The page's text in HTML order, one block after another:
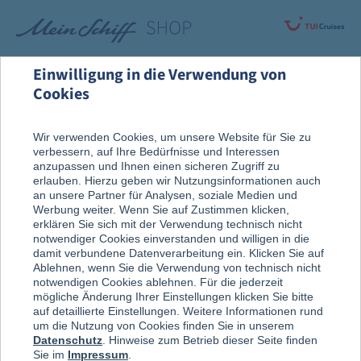
Alle Produkte Fanartikel
Einwilligung in die Verwendung von
Cookies
Wir verwenden Cookies, um unsere Website für Sie zu
verbessern, auf Ihre Bedürfnisse und Interessen
anzupassen und Ihnen einen sicheren Zugriff zu
erlauben. Hierzu geben wir Nutzungsinformationen auch
an unsere Partner für Analysen, soziale Medien und
Werbung weiter. Wenn Sie auf Zustimmen klicken,
erklären Sie sich mit der Verwendung technisch nicht
notwendiger Cookies einverstanden und willigen in die
damit verbundene Datenverarbeitung ein. Klicken Sie auf
Ablehnen, wenn Sie die Verwendung von technisch nicht
notwendigen Cookies ablehnen. Für die jederzeit
mögliche Änderung Ihrer Einstellungen klicken Sie bitte
auf detaillierte Einstellungen. Weitere Informationen rund
um die Nutzung von Cookies finden Sie in unserem
Datenschutz . Hinweise zum Betrieb dieser Seite finden
Sie im Impressum